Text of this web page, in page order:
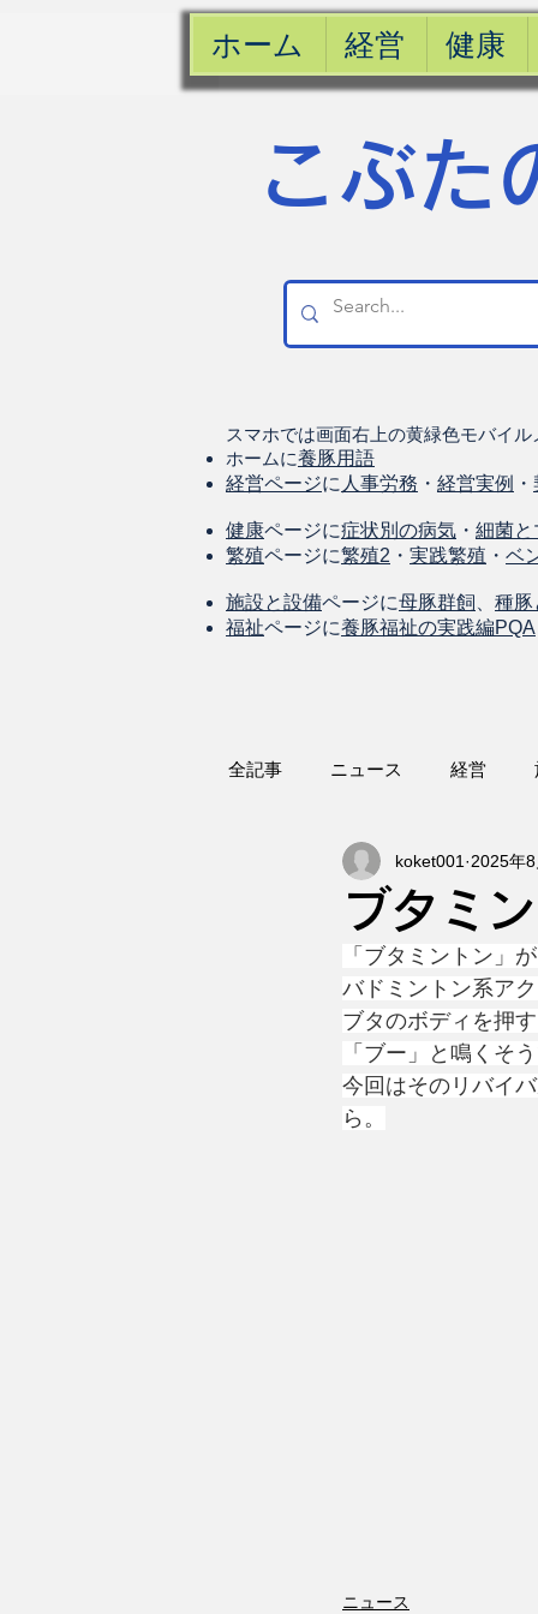
ホーム 経営 健康
こぶた
スマホでは画面右上の黄緑色モバイ
ホームに養豚用語
経営ページに 人事労務 ・ 経営実例 ・
健康ページに症状別の病気 ・ 細菌と
繁殖ページに繁殖2 ・ 実践繁殖 ・ ベ
施設と設備ページに母豚群飼
種豚
福祉ページに養豚福祉の実践編PQA
全記事 ニュース 経営
ブタミ
koket001 2025年
「ブタミントン」
バドミントン系ア
ブタのボディを押
「ブー」と鳴くそ
今回はそのリバイ
ら。
ニュース